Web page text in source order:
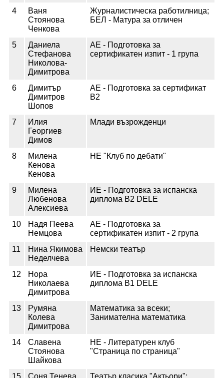
4
Ваня
Стоянова
Ченкова
Журналистическа работилница;
БЕЛ - Матура за отличен
5
Даниела
Стефанова
Николова-
Димитрова
АЕ - Подготовка за
сертификатен изпит - 1 група
6
Димитър
Димитров
Шопов
АЕ - Подготовка за сертификат
В2
7
Илия
Георгиев
Димов
Млади възрожденци
8
Милена
Кенова
Кенова
НЕ "Клуб по дебати"
9
Милена
Любенова
Алексиева
ИЕ - Подготовка за испанска
диплома В2 DELE
10
Надя Пеева
Немцова
АЕ - Подготовка за
сертификатен изпит - 2 група
11
Нина Якимова
Неделчева
Немски театър
12
Нора
Николаева
Димитрова
ИЕ - Подготовка за испанска
диплома B1 DELE
13
Румяна
Колева
Димитрова
Математика за всеки;
Занимателна математика
14
Славена
Стоянова
Шайкова
НЕ - Литературен клуб
"Страница по страница"